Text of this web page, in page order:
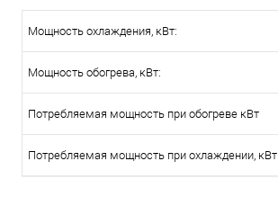
Мощность охлаждения, кВт:
Мощность обогрева, кВт:
Потребляемая мощность при обогреве кВт
Потребляемая мощность при охлаждении, кВт